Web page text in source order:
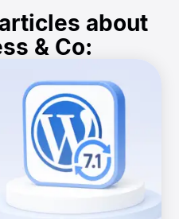
about
& Co: